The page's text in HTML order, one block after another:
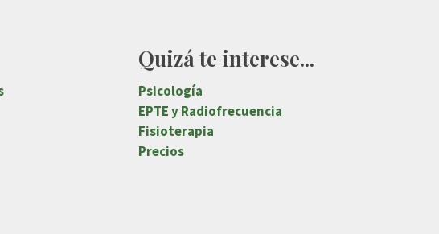
Quizá te interese...
Psicología
EPTE y Radiofrecuencia
Fisioterapia
Precios